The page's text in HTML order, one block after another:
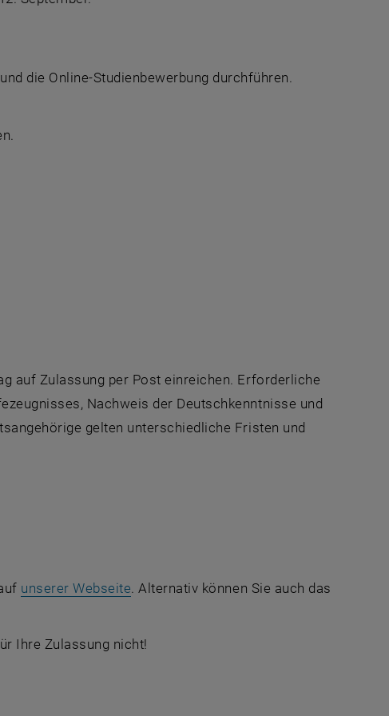
die Online-Studienbewerbung durchführen.
auf Zulassung per Post einreichen. Erforderliche
Nachweis der Deutschkenntnisse und
gelten unterschiedliche Fristen und
unserer Webseite . Alternativ können Sie auch das
Ihre Zulassung nicht!